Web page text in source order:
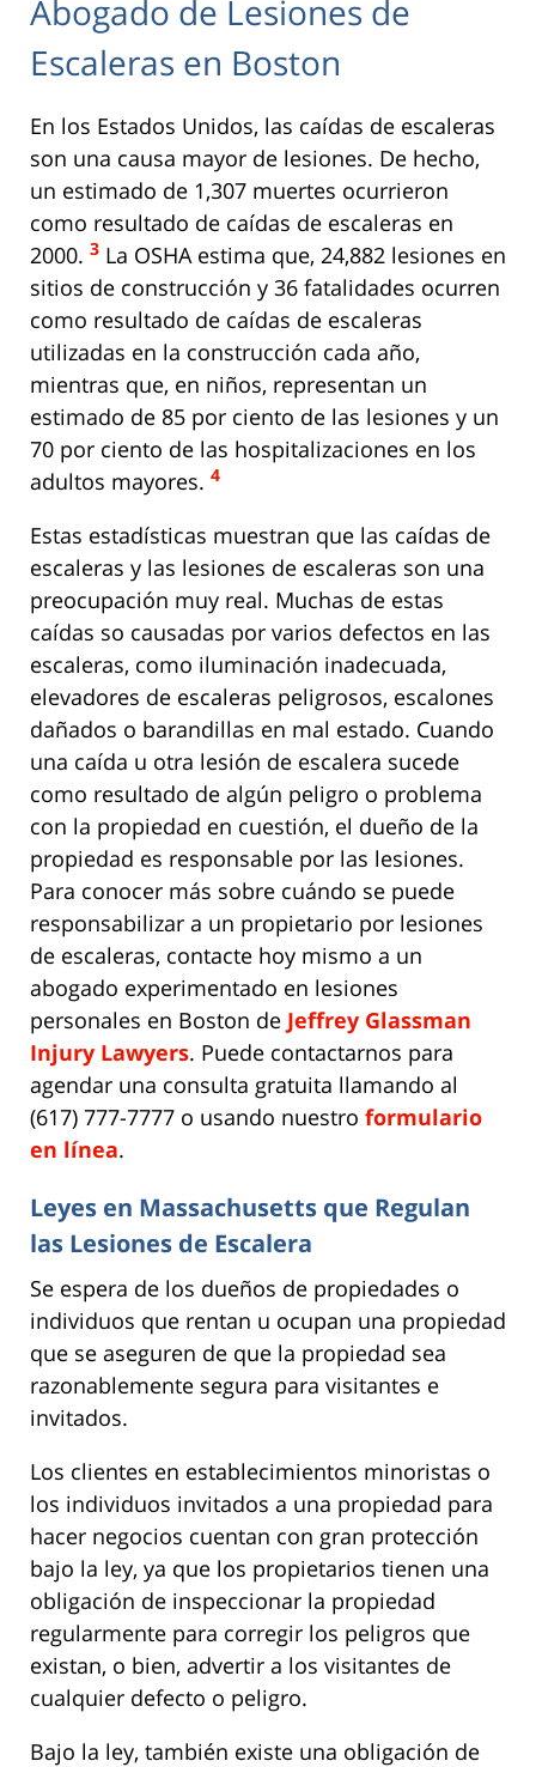
Abogado de Lesiones de
Escaleras en Boston
En los Estados Unidos, las caídas de escaleras
son una causa mayor de lesiones. De hecho,
un estimado de 1,307 muertes ocurrieron
como resultado de caídas de escaleras en
2000. 3 La OSHA estima que, 24,882 lesiones en
sitios de construcción y 36 fatalidades ocurren
como resultado de caídas de escaleras
utilizadas en la construcción cada año,
mientras que, en niños, representan un
estimado de 85 por ciento de las lesiones y un
70 por ciento de las hospitalizaciones en los
adultos mayores. 4
Estas estadísticas muestran que las caídas de
escaleras y las lesiones de escaleras son una
preocupación muy real. Muchas de estas
caídas so causadas por varios defectos en las
escaleras, como iluminación inadecuada,
elevadores de escaleras peligrosos, escalones
dañados o barandillas en mal estado. Cuando
una caída u otra lesión de escalera sucede
como resultado de algún peligro o problema
con la propiedad en cuestión, el dueño de la
propiedad es responsable por las lesiones.
Para conocer más sobre cuándo se puede
responsabilizar a un propietario por lesiones
de escaleras, contacte hoy mismo a un
abogado experimentado en lesiones
personales en Boston de Jeffrey Glassman
Injury Lawyers. Puede contactarnos para
agendar una consulta gratuita llamando al
(617) 777-7777 o usando nuestro formulario
en línea.
Leyes en Massachusetts que Regulan
las Lesiones de Escalera
Se espera de los dueños de propiedades o
individuos que rentan u ocupan una propiedad
que se aseguren de que la propiedad sea
razonablemente segura para visitantes e
invitados.
Los clientes en establecimientos minoristas o
los individuos invitados a una propiedad para
hacer negocios cuentan con gran protección
bajo la ley, ya que los propietarios tienen una
obligación de inspeccionar la propiedad
regularmente para corregir los peligros que
existan, o bien, advertir a los visitantes de
cualquier defecto o peligro.
Bajo la ley, también existe una obligación de